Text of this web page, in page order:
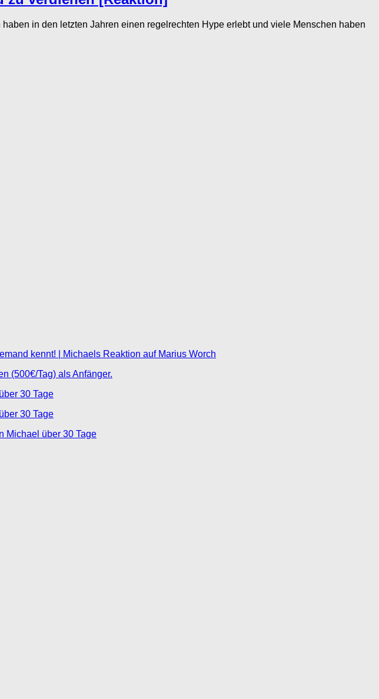
in den letzten Jahren einen regelrechten Hype erlebt und viele Menschen haben
kennt! | Michaels Reaktion auf Marius Worch
(500€/Tag) als Anfänger.
30 Tage
30 Tage
Michael über 30 Tage